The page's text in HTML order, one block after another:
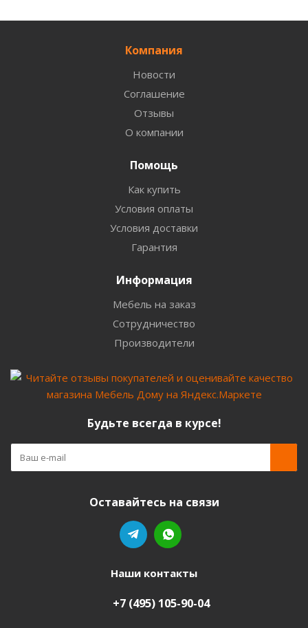
Компания
Новости
Соглашение
Отзывы
О компании
Помощь
Как купить
Условия оплаты
Условия доставки
Гарантия
Информация
Мебель на заказ
Сотрудничество
Производители
Будьте всегда в курсе!
Оставайтесь на связи
Наши контакты
+7 (495) 105-90-04